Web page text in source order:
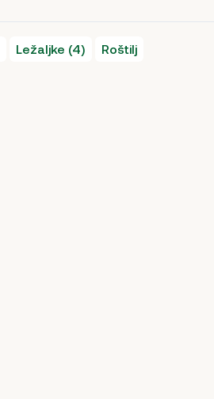
Ležaljke (4)
Roštilj